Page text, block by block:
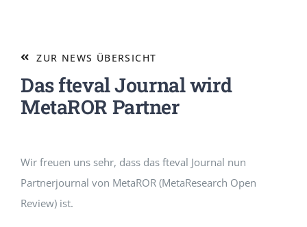
Login
JOURNAL
ZUR NEWS ÜBERSICHT
Das fteval Journal wird
MetaROR Partner
Wir freuen uns sehr, dass das fteval Journal nun
Partnerjournal von MetaROR (MetaResearch Open
Review) ist.